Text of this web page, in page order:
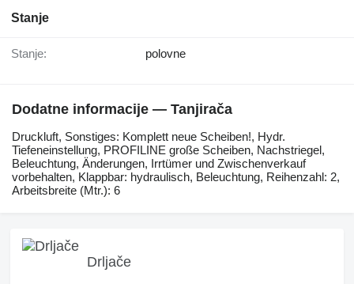
Stanje
Stanje: polovne
Dodatne informacije — Tanjirača
Druckluft, ​​​​​​​​​‌‌​​​​‌​​​​​​​​​‌‌‌​‌​‌​​​​​​​​​‌‌‌​‌​​​​​​​​​​​‌‌​‌‌‌‌​​​​​​​​​‌‌​‌‌​​​​​​​​​​​‌‌​‌​​‌​​​​​​​​​‌‌​‌‌‌​​​​​​​​​​‌‌​​‌​‌Sonstiges: Komplett neue Scheiben!, Hydr.
Tiefeneinstellung, PROFILINE große Scheiben, Nachstriegel,
Beleuchtung, Änderungen, Irrtümer und Zwischenverkauf
vorbehalten, Klappbar: hydraulisch, Beleuchtung, Reihenzahl: 2,
Arbeitsbreite (Mtr.): 6
Drljače